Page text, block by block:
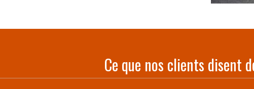
Ce que nos clients disent